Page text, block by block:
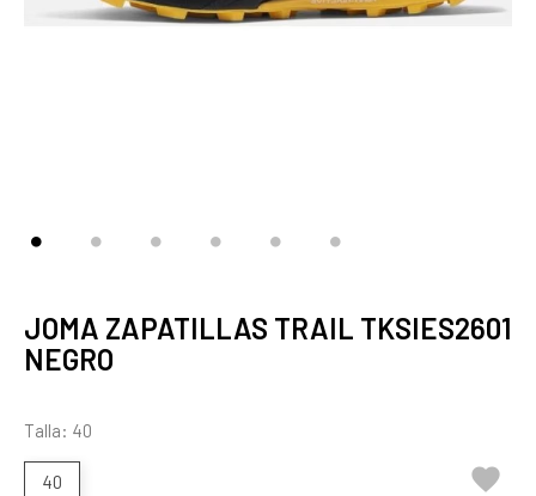
JOMA ZAPATILLAS TRAIL TKSIES2601
NEGRO
Talla: 40
40 